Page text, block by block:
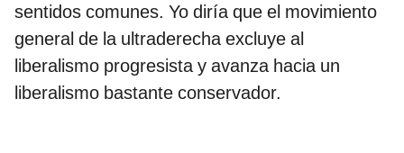
sentidos comunes. Yo diría que el movimiento
general de la ultraderecha excluye al
liberalismo progresista y avanza hacia un
liberalismo bastante conservador.